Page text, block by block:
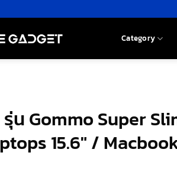
Category
น Gommo Super
15.6″ /